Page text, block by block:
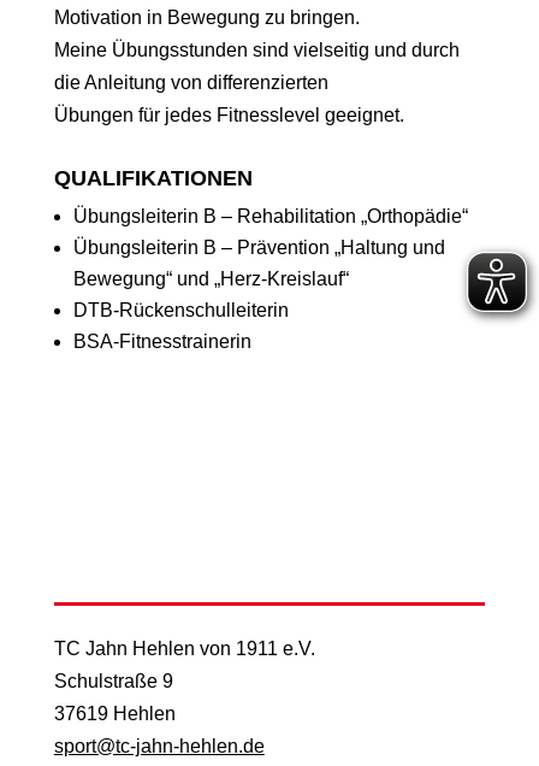
Motivation in Bewegung zu bringen.
Meine Übungsstunden sind vielseitig und durch
die Anleitung von differenzierten
Übungen für jedes Fitnesslevel geeignet.
QUALIFIKATIONEN
Übungsleiterin B – Rehabilitation „Orthopädie“
Übungsleiterin B – Prävention „Haltung und
Bewegung“ und „Herz-Kreislauf“
DTB-Rückenschulleiterin
BSA-Fitnesstrainerin
TC Jahn Hehlen von 1911 e.V.
Schulstraße 9
37619 Hehlen
sport@tc-jahn-hehlen.de